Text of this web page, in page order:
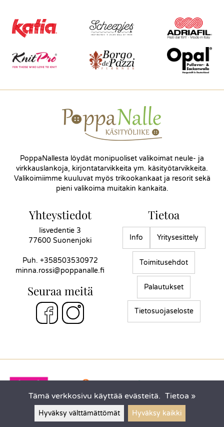
PoppaNallesta löydät monipuoliset valikoimat neule- ja
virkkauslankoja, kirjontatarvikkeita ym. käsityötarvikkeita.
Valikoimiimme kuuluvat myös trikookankaat ja resorit sekä
pieni valikoima muitakin kankaita.
Yhteystiedot
Iisvedentie 3
77600 Suonenjoki
Puh. +358503530972
minna.rossi@poppanalle.fi
Seuraa meitä
Tietoa
Info Yritysesittely
Toimitusehdot
Palautukset
Tietosuojaseloste
Tämä verkkosivu käyttää evästeitä. Tietoa »
Hyväksy välttämättömät Hyväksy kaikki